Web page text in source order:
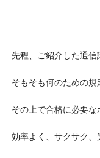
先程、ご紹介した通信
そもそも何のための規
その上で合格に必要な
効率よく、サクサク、